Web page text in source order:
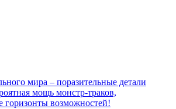
мира – поразительные детали
мощь монстр-траков,
возможностей!